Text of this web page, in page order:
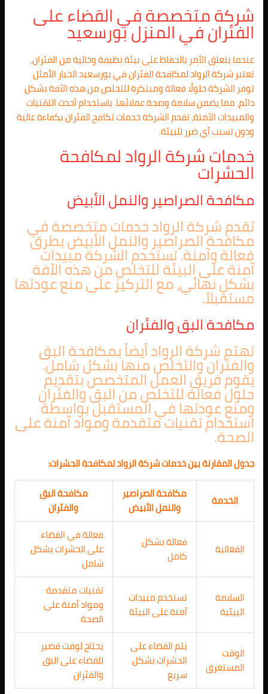
شركة متخصصة في القضاء على
الفئران في المنزل بورسعيد
عندما يتعلق الأمر بالحفاظ على بيئة نظيفة وخالية من الفئران،
تعتبر شركة الرواد لمكافحة الفئران في بورسعيد الخيار الأمثل.
توفر الشركة حلولًا فعالة ومبتكرة للتخلص من هذه الآفة بشكل
دائم، مما يضمن سلامة وصحة عملائها. باستخدام أحدث التقنيات
والمبيدات الآمنة، تقدم الشركة خدمات تكافح الفئران بكفاءة عالية
ودون تسبب أي ضرر للبيئة.
خدمات شركة الرواد لمكافحة
الحشرات
مكافحة الصراصير والنمل الأبيض
تقدم شركة الرواد خدمات متخصصة في
مكافحة الصراصير والنمل الأبيض بطرق
فعالة وآمنة. تستخدم الشركة مبيدات
آمنة على البيئة للتخلص من هذه الآفة
بشكل نهائي، مع التركيز على منع عودتها
مستقبلاً.
مكافحة البق والفئران
تهتم شركة الرواد أيضاً بمكافحة البق
والفئران والتخلص منها بشكل شامل.
يقوم فريق العمل المتخصص بتقديم
حلول فعالة للتخلص من البق والفئران
ومنع عودتها في المستقبل بواسطة
استخدام تقنيات متقدمة ومواد آمنة على
الصحة.
جدول المقارنة بين خدمات شركة الرواد لمكافحة الحشرات:
الخدمة
مكافحة الصراصير
والنمل الأبيض
مكافحة البق
والفئران
الفعالية
فعالة بشكل
كامل
فعالة في القضاء
على الحشرات بشكل
شامل
السلامة
البيئية
تستخدم مبيدات
آمنة على البيئة
تقنيات متقدمة
ومواد آمنة على
الصحة
الوقت
المستغرق
يتم القضاء على
الحشرات بشكل
سريع
يحتاج لوقت قصير
للقضاء على البق
والفئران